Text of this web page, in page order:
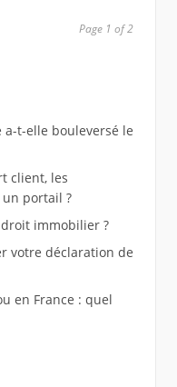
Page 1 of 2
a-t-elle bouleversé le
client, les
portail ?
droit immobilier ?
votre déclaration de
en France : quel